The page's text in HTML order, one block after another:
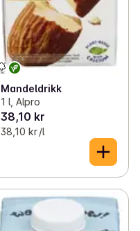
Mandeldrikk
1 l, Alpro
38,10 kr
38,10 kr /l